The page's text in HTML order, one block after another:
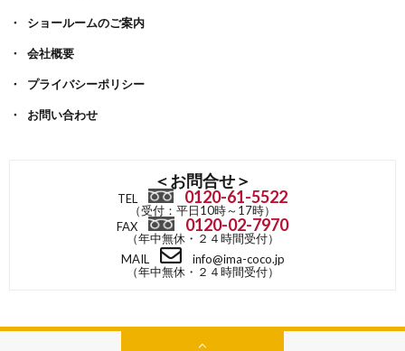
ショールームのご案内
会社概要
プライバシーポリシー
お問い合わせ
＜お問合せ＞
TEL 0120-61-5522
（受付：平日10時～17時）
FAX
0120-02-7970
（年中無休・２４時間受付）
MAIL
info@ima-coco.jp
（年中無休・２４時間受付）